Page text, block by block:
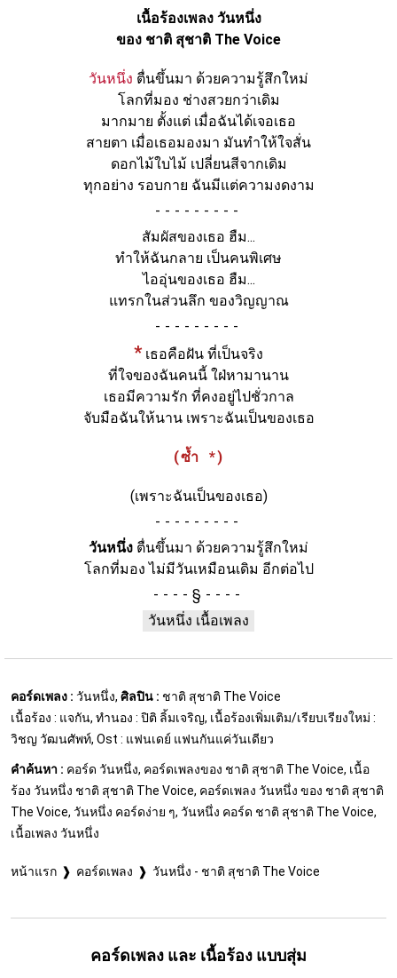
เนื้อร้องเพลง วันหนึ่ง
ของ ชาติ สุชาติ The Voice
วันหนึ่ง ตื่นขึ้นมา ด้วยความรู้สึกใหม่
โลกที่มอง ช่างสวยกว่าเดิม
มากมาย ตั้งแต่ เมื่อฉันได้เจอเธอ
สายตา เมื่อเธอมองมา มันทำให้ใจสั่น
ดอกไม้ใบไม้ เปลี่ยนสีจากเดิม
ทุกอย่าง รอบกาย ฉันมีแต่ความงดงาม
-
สัมผัสของเธอ ฮืม...
ทำให้ฉันกลาย เป็นคนพิเศษ
ไออุ่นของเธอ ฮืม...
แทรกในส่วนลึก ของวิญญาณ
-
* เธอคือฝัน ที่เป็นจริง
ที่ใจของฉันคนนี้ ใฝ่หามานาน
เธอมีความรัก ที่คงอยู่ไปชั่วกาล
จับมือฉันให้นาน เพราะฉันเป็นของเธอ
(ซ้ำ *)
(เพราะฉันเป็นของเธอ)
-
วันหนึ่ง ตื่นขึ้นมา ด้วยความรู้สึกใหม่
โลกที่มอง ไม่มีวันเหมือนเดิม อีกต่อไป
§
วันหนึ่ง เนื้อเพลง
คอร์ดเพลง : วันหนึ่ง, ศิลปิน : ชาติ สุชาติ The Voice
เนื้อร้อง : แจกัน, ทำนอง : ปิติ ลิ้มเจริญ, เนื้อร้องเพิ่มเติม/เรียบเรียงใหม่ :
วิชญ วัฒนศัพท์, Ost : แฟนเดย์ แฟนกันแค่วันเดียว
คำค้นหา : คอร์ด วันหนึ่ง, คอร์ดเพลงของ ชาติ สุชาติ The Voice, เนื้อ
ร้อง วันหนึ่ง ชาติ สุชาติ The Voice, คอร์ดเพลง วันหนึ่ง ของ ชาติ สุชาติ
The Voice, วันหนึ่ง คอร์ดง่าย ๆ, วันหนึ่ง คอร์ด ชาติ สุชาติ The Voice,
เนื้อเพลง วันหนึ่ง
หน้าแรก คอร์ดเพลง วันหนึ่ง - ชาติ สุชาติ The Voice
คอร์ดเพลง และ เนื้อร้อง แบบสุ่ม